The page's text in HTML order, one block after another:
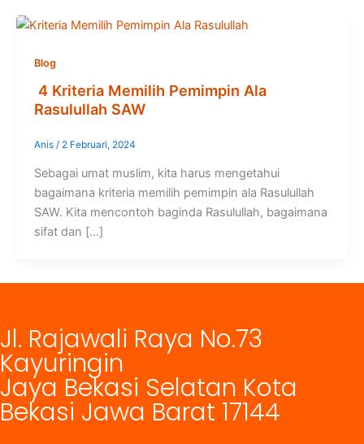
Blog
4 Kriteria Memilih Pemimpin Ala
Rasulullah SAW
Anis / 2 Februari, 2024
Sebagai umat muslim, kita harus mengetahui
bagaimana kriteria memilih pemimpin ala Rasulullah
SAW. Kita mencontoh baginda Rasulullah, bagaimana
sifat dan […]
Jl. Rajawali Raya No.73
Kayuringin
Jaya Bekasi Selatan Kota
Bekasi Jawa Barat 17144